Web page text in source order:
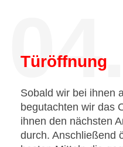
04.
Türöffnung
Sobald wir bei ihnen
begutachten wir das
ihnen den nächsten
durch. Anschließend